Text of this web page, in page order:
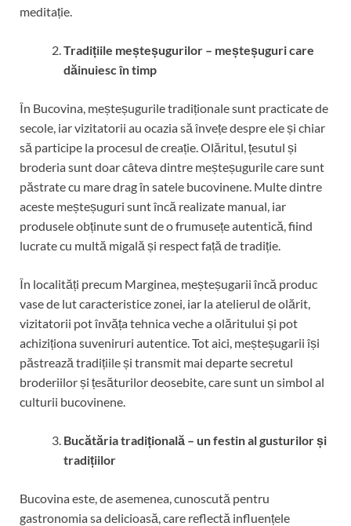
meditație.
Tradițiile meșteșugurilor – meșteșuguri care
dăinuiesc în timp
În Bucovina, meșteșugurile tradiționale sunt practicate de
secole, iar vizitatorii au ocazia să învețe despre ele și chiar
să participe la procesul de creație. Olăritul, țesutul și
broderia sunt doar câteva dintre meșteșugurile care sunt
păstrate cu mare drag în satele bucovinene. Multe dintre
aceste meșteșuguri sunt încă realizate manual, iar
produsele obținute sunt de o frumusețe autentică, fiind
lucrate cu multă migală și respect față de tradiție.
În localități precum Marginea, meșteșugarii încă produc
vase de lut caracteristice zonei, iar la atelierul de olărit,
vizitatorii pot învăța tehnica veche a olăritului și pot
achiziționa suveniruri autentice. Tot aici, meșteșugarii își
păstrează tradițiile și transmit mai departe secretul
broderiilor și țesăturilor deosebite, care sunt un simbol al
culturii bucovinene.
Bucătăria tradițională – un festin al gusturilor și
tradițiilor
Bucovina este, de asemenea, cunoscută pentru
gastronomia sa delicioasă, care reflectă influențele